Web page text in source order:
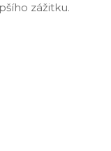
zážitku.